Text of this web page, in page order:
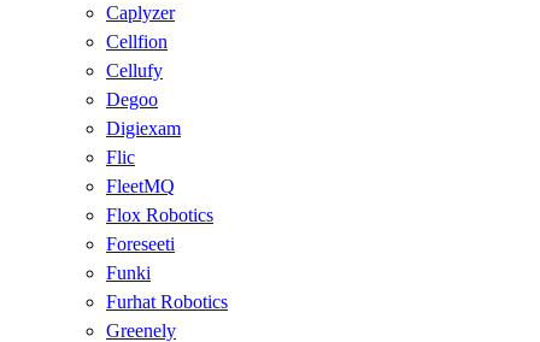
Caplyzer
Cellfion
Cellufy
Degoo
Digiexam
Flic
FleetMQ
Flox Robotics
Foreseeti
Funki
Furhat Robotics
Greenely